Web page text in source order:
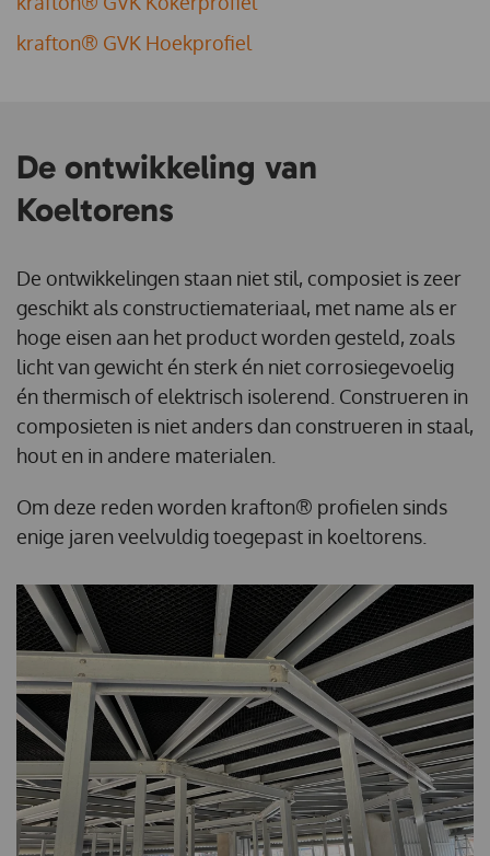
krafton® GVK Hoekprofiel
De ontwikkeling van
Koeltorens
De ontwikkelingen staan niet stil, composiet is zeer
geschikt als constructiemateriaal, met name als er
hoge eisen aan het product worden gesteld, zoals
licht van gewicht én sterk én niet corrosiegevoelig
én thermisch of elektrisch isolerend. Construeren in
composieten is niet anders dan construeren in staal,
hout en in andere materialen.
Om deze reden worden krafton® profielen sinds
enige jaren veelvuldig toegepast in koeltorens.